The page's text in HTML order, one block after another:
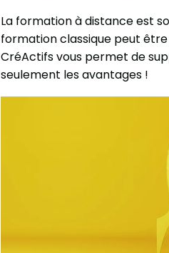
La formation à distance est
formation classique peut
CréActifs vous permet de
seulement les avantages !